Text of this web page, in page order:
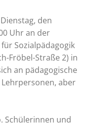
den
Uhr an der
Sozialpädagogik
Fröbel-Straße 2) in
an pädagogische
aber
Schülerinnen und